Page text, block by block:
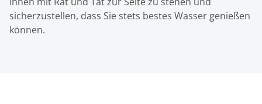
sicherzustellen, dass Sie stets bestes Wasser genießen
können.